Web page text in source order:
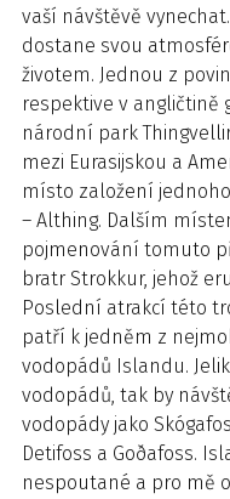
vaší návštěvě
dostane svou
životem. Jednou z
respektive v angličtině
národní park
mezi Eurasijskou a
místo založení
– Althing. Dalším
pojmenování tomuto
bratr Strokkur, jehož
Poslední atrakcí této
patří k jedněm z
vodopádů Islandu.
vodopádů, tak by
vodopády jako
Detifoss a Goðafoss.
nespoutané a pro mě